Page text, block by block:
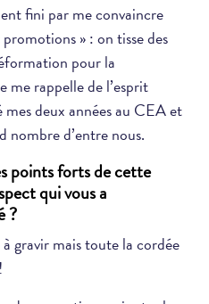
fini par me convaincre
» : on tisse des
pour la
me rappelle de l’esprit
deux années au CEA et
nombre d’entre nous.
points forts de cette
qui vous a
?
gravir mais toute la cordée